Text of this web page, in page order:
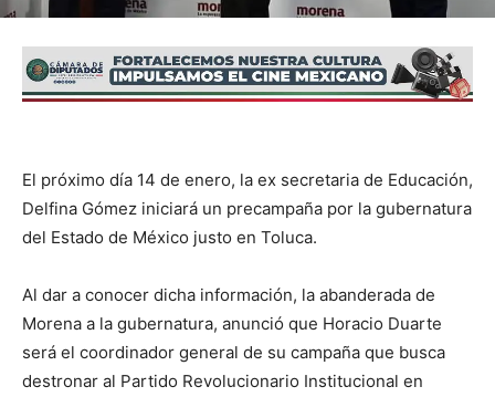
El próximo día 14 de enero, la ex secretaria de Educación,
Delfina Gómez iniciará un precampaña por la gubernatura
del Estado de México justo en Toluca.
Al dar a conocer dicha información, la abanderada de
Morena a la gubernatura, anunció que Horacio Duarte
será el coordinador general de su campaña que busca
destronar al Partido Revolucionario Institucional en